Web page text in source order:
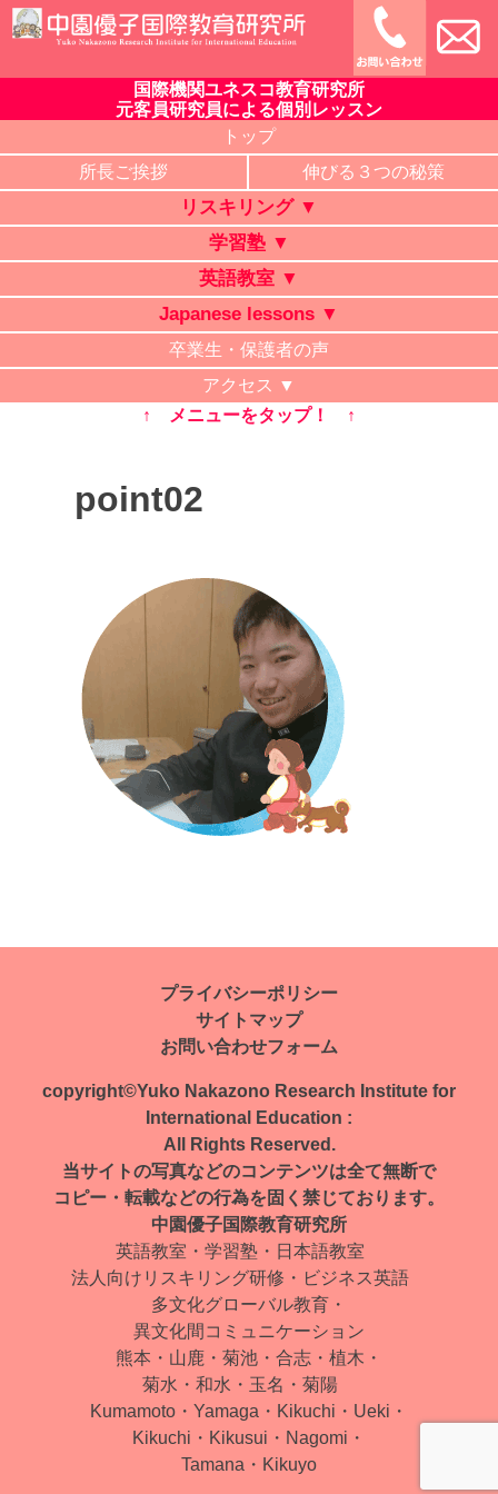
Skip
to
中園優子国際教育研究所
公式ホームページ、熊本県の山鹿・菊池・合志・植木で大評判
の英語教室・学習塾・日本語教室・タイ語教室・リスキリング
研修。中学・高校・大学受験に有利な英語を中心に「合格請負
人」と評判の講師が個別レッスン。ビジネス英語、企業研修。
オンライン授業、出張講義、家庭教師も対応。
国際機関ユネスコ教育研究所
元客員研究員による個別レッスン
トップ
所長ご挨拶
伸びる３つの秘策
リスキリング ▼
学習塾 ▼
英語教室 ▼
Japanese lessons ▼
卒業生・保護者の声
アクセス ▼
↑ メニューをタップ！ ↑
point02
稿
ゲ
シ
ョ
プライバシーポリシー
サイトマップ
お問い合わせフォーム
copyright©Yuko Nakazono Research Institute for
International Education :
All Rights Reserved.
当サイトの写真などのコンテンツは全て無断で
コピー・転載などの行為を固く禁じております。
中園優子国際教育研究所
英語教室・学習塾・日本語教室
法人向けリスキリング研修・ビジネス英語
多文化グローバル教育・
異文化間コミュニケーション
熊本・山鹿・菊池・合志・植木・
菊水・和水・玉名・菊陽
Kumamoto・Yamaga・Kikuchi・Ueki・
Kikuchi・Kikusui・Nagomi・
Tamana・Kikuyo